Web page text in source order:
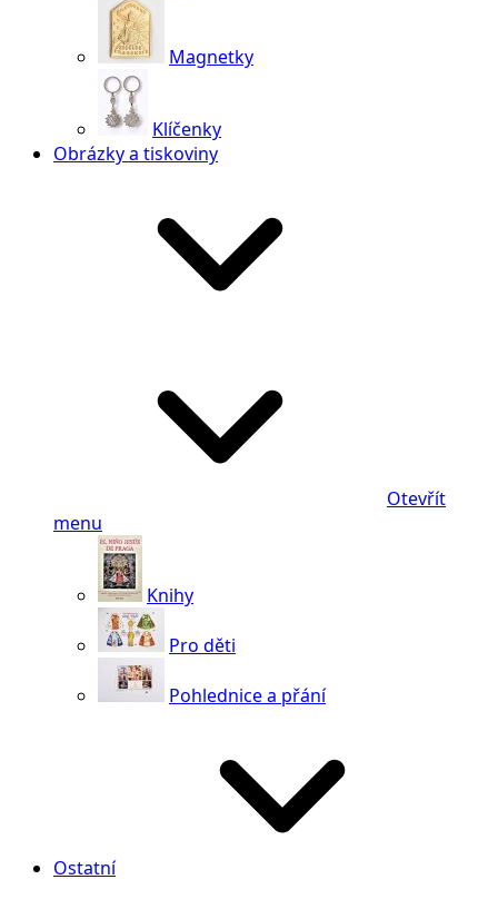
Magnetky
Klíčenky
Obrázky a tiskoviny
Otevřít
menu
Knihy
Pro děti
Pohlednice a přání
Ostatní